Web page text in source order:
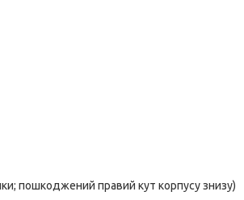
пошкоджений правий кут корпусу знизу)